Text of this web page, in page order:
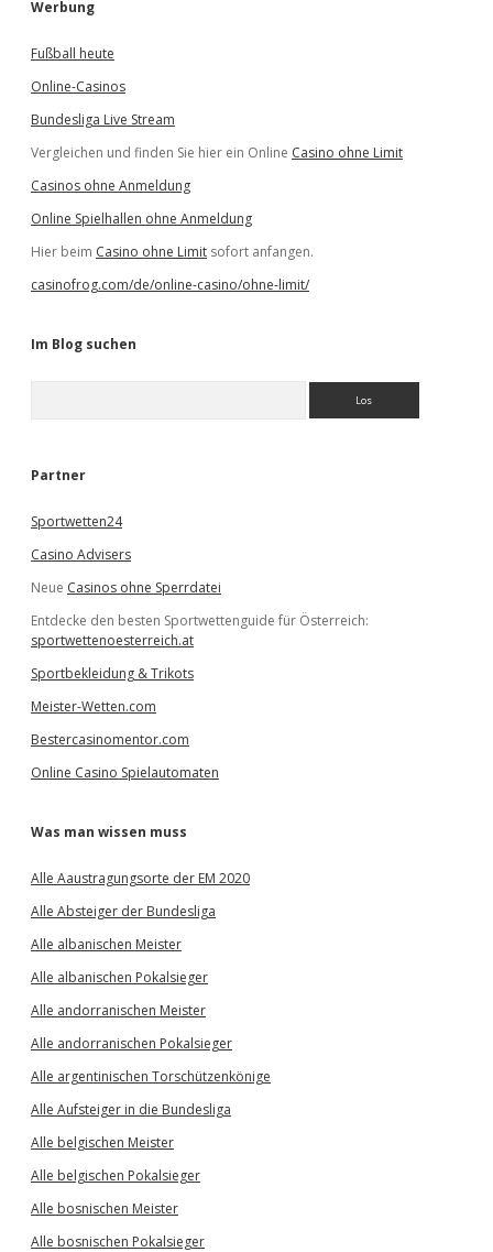
Werbung
Fußball heute
Online-Casinos
Bundesliga Live Stream
Vergleichen und finden Sie hier ein Online Casino ohne Limit
Casinos ohne Anmeldung
Online Spielhallen ohne Anmeldung
Hier beim Casino ohne Limit sofort anfangen.
casinofrog.com/de/online-casino/ohne-limit/
Im Blog suchen
e
Partner
Sportwetten24
Casino Advisers
Neue Casinos ohne Sperrdatei
Entdecke den besten Sportwettenguide für Österreich:
sportwettenoesterreich.at
Sportbekleidung & Trikots
Meister-Wetten.com
Bestercasinomentor.com
Online Casino Spielautomaten
Was man wissen muss
Alle Aaustragungsorte der EM 2020
Alle Absteiger der Bundesliga
Alle albanischen Meister
Alle albanischen Pokalsieger
Alle andorranischen Meister
Alle andorranischen Pokalsieger
Alle argentinischen Torschützenkönige
Alle Aufsteiger in die Bundesliga
Alle belgischen Meister
Alle belgischen Pokalsieger
Alle bosnischen Meister
Alle bosnischen Pokalsieger